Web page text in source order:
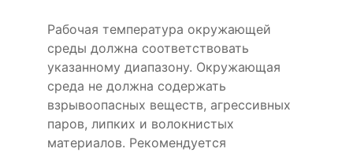
Рабочая температура окружающей
среды должна соответствовать
указанному диапазону. Окружающая
среда не должна содержать
взрывоопасных веществ, агрессивных
паров, липких и волокнистых
материалов. Рекомендуется